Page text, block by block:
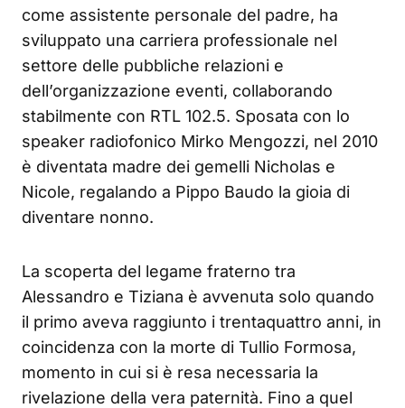
come assistente personale del padre, ha
sviluppato una carriera professionale nel
settore delle pubbliche relazioni e
dell’organizzazione eventi, collaborando
stabilmente con RTL 102.5. Sposata con lo
speaker radiofonico Mirko Mengozzi, nel 2010
è diventata madre dei gemelli Nicholas e
Nicole, regalando a Pippo Baudo la gioia di
diventare nonno.
La scoperta del legame fraterno tra
Alessandro e Tiziana è avvenuta solo quando
il primo aveva raggiunto i trentaquattro anni, in
coincidenza con la morte di Tullio Formosa,
momento in cui si è resa necessaria la
rivelazione della vera paternità. Fino a quel